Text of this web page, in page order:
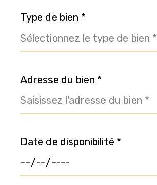
Type de bien *
Sélectionnez le type de bien *
Adresse du bien *
Date de disponibilité *